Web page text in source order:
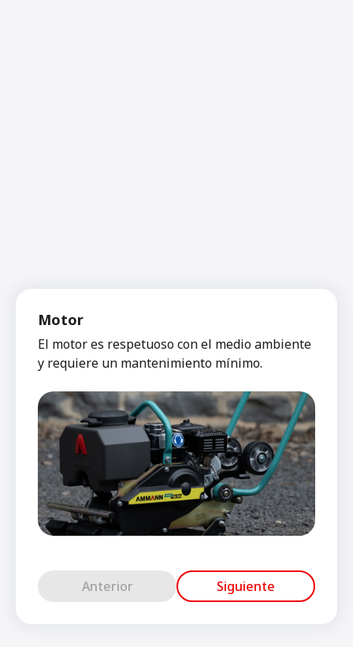
Motor
El motor es respetuoso con el medio ambiente
y requiere un mantenimiento mínimo.
Anterior Siguiente